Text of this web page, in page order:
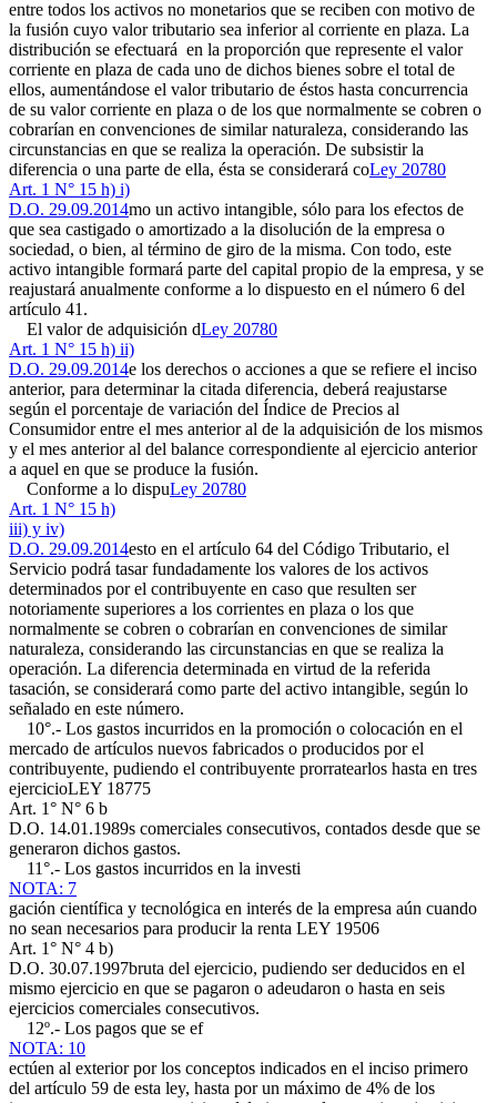
entre todos los activos no monetarios que se reciben con motivo de
la fusión cuyo valor tributario sea inferior al corriente en plaza. La
distribución se efectuará en la proporción que represente el valor
corriente en plaza de cada uno de dichos bienes sobre el total de
ellos, aumentándose el valor tributario de éstos hasta concurrencia
de su valor corriente en plaza o de los que normalmente se cobren o
cobrarían en convenciones de similar naturaleza, considerando las
circunstancias en que se realiza la operación. De subsistir la
diferencia o una parte de ella, ésta se considerará coLey 20780
Art. 1 N° 15 h) i)
D.O. 29.09.2014mo un activo intangible, sólo para los efectos de
que sea castigado o amortizado a la disolución de la empresa o
sociedad, o bien, al término de giro de la misma. Con todo, este
activo intangible formará parte del capital propio de la empresa, y se
reajustará anualmente conforme a lo dispuesto en el número 6 del
artículo 41.
El valor de adquisición dLey 20780
Art. 1 N° 15 h) ii)
D.O. 29.09.2014e los derechos o acciones a que se refiere el inciso
anterior, para determinar la citada diferencia, deberá reajustarse
según el porcentaje de variación del Índice de Precios al
Consumidor entre el mes anterior al de la adquisición de los mismos
y el mes anterior al del balance correspondiente al ejercicio anterior
a aquel en que se produce la fusión.
Conforme a lo dispuLey 20780
Art. 1 N° 15 h)
iii) y iv)
D.O. 29.09.2014esto en el artículo 64 del Código Tributario, el
Servicio podrá tasar fundadamente los valores de los activos
determinados por el contribuyente en caso que resulten ser
notoriamente superiores a los corrientes en plaza o los que
normalmente se cobren o cobrarían en convenciones de similar
naturaleza, considerando las circunstancias en que se realiza la
operación. La diferencia determinada en virtud de la referida
tasación, se considerará como parte del activo intangible, según lo
señalado en este número.
10°.- Los gastos incurridos en la promoción o colocación en el
mercado de artículos nuevos fabricados o producidos por el
contribuyente, pudiendo el contribuyente prorratearlos hasta en tres
ejercicioLEY 18775
Art. 1° N° 6 b
D.O. 14.01.1989s comerciales consecutivos, contados desde que se
generaron dichos gastos.
11°.- Los gastos incurridos en la investi
NOTA: 7
gación científica y tecnológica en interés de la empresa aún cuando
no sean necesarios para producir la renta LEY 19506
Art. 1° N° 4 b)
D.O. 30.07.1997bruta del ejercicio, pudiendo ser deducidos en el
mismo ejercicio en que se pagaron o adeudaron o hasta en seis
ejercicios comerciales consecutivos.
12º.- Los pagos que se ef
NOTA: 10
ectúen al exterior por los conceptos indicados en el inciso primero
del artículo 59 de esta ley, hasta por un máximo de 4% de los